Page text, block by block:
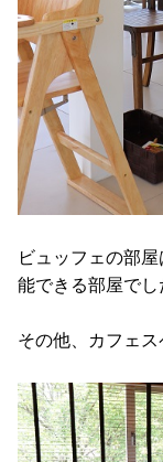
ビュッフェの部
能できる部屋でし
その他、カフェス